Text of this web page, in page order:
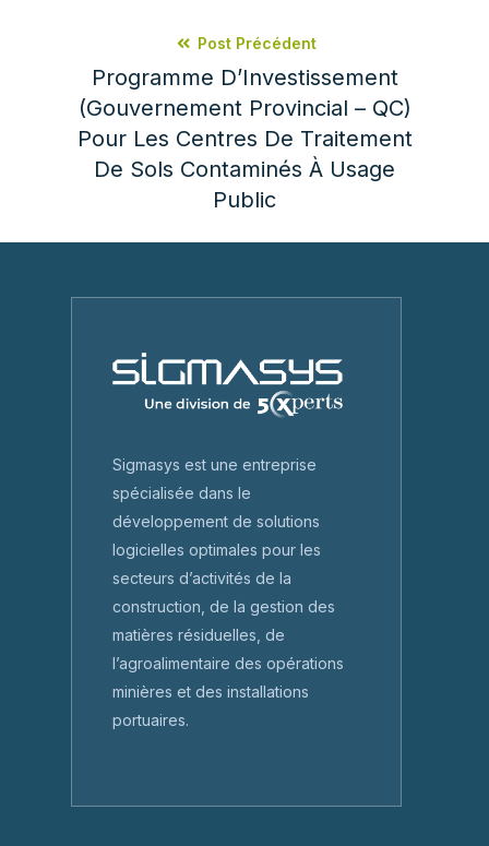
Post Précédent
Programme D’Investissement
(Gouvernement Provincial – QC)
Pour Les Centres De Traitement
De Sols Contaminés À Usage
Public
Sigmasys est une entreprise
spécialisée dans le
développement de solutions
logicielles optimales pour les
secteurs d’activités de la
construction, de la gestion des
matières résiduelles, de
l’agroalimentaire des opérations
minières et des installations
portuaires.